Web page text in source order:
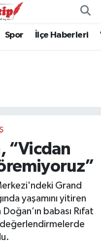
Spor İlçe Haberleri
“Vicdan
Grand
yaşamını yitiren
babası Rıfat